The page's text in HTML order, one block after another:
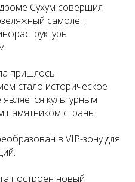
Сухум совершил
самолёт,
пришлось
стало историческое
культурным
памятником страны.
в VIP-зону для
построен новый